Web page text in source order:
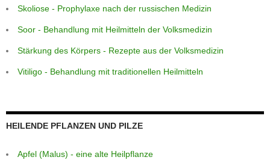
Skoliose - Prophylaxe nach der russischen Medizin
Soor - Behandlung mit Heilmitteln der Volksmedizin
Stärkung des Körpers - Rezepte aus der Volksmedizin
Vitiligo - Behandlung mit traditionellen Heilmitteln
HEILENDE PFLANZEN UND PILZE
Apfel (Malus) - eine alte Heilpflanze